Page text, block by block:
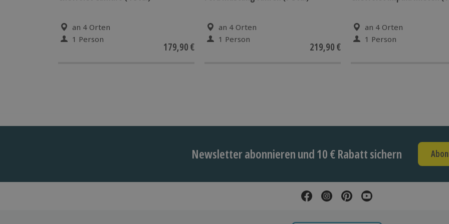
an 4 Orten
1 Person
179,90 €
an 4 Orten
1 Person
219,90 €
an 4 Orten
1 Person
Newsletter abonnieren und 10 € Rabatt sichern